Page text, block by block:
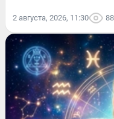
2 августа, 2026, 11:30